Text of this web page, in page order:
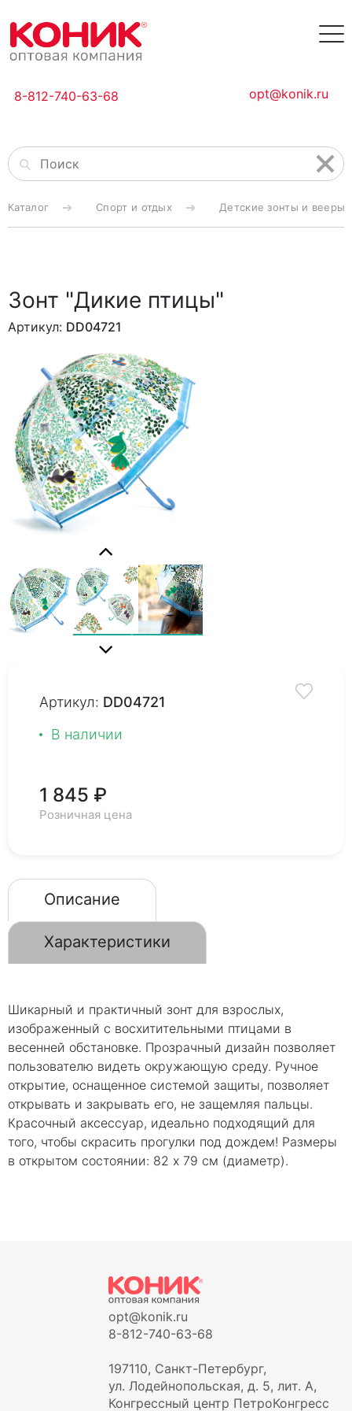
8-812-740-63-68 opt@konik.ru
Каталог Спорт и отдых Детские зонты и вееры
Зонт "Дикие птицы"
Артикул: DD04721
Артикул: DD04721
В наличии
1 845 ₽
Розничная цена
Описание
Характеристики
Шикарный и практичный зонт для взрослых,
изображенный с восхитительными птицами в
весенней обстановке. Прозрачный дизайн позволяет
пользователю видеть окружающую среду. Ручное
открытие, оснащенное системой защиты, позволяет
открывать и закрывать его, не защемляя пальцы.
Красочный аксессуар, идеально подходящий для
того, чтобы скрасить прогулки под дождем! Размеры
в открытом состоянии: 82 x 79 см (диаметр).
opt@konik.ru
8-812-740-63-68
197110, Санкт-Петербург,
ул. Лодейнопольская, д. 5, лит. А,
Конгрессный центр ПетроКонгресс